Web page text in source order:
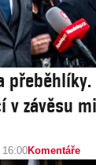
v závěsu
16:00Komentáře